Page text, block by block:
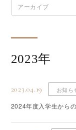
アーカイブ
2023年
2023.04.19 お知ら
2024年度入学生から